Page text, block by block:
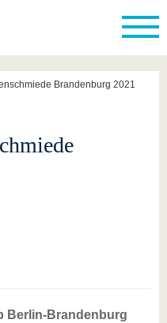
Brandenburg 2021
Berlin-Brandenburg